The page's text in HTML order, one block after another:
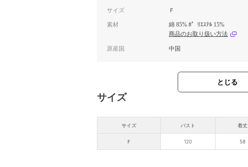
サイズ Ｆ
素材
綿 85% ﾎ゜ﾘｴｽﾃﾙ 15%
商品のお取り扱い方法
原産国 中国
とじる
サイズ
サイズ
Ｆ
バスト 着丈
120 58